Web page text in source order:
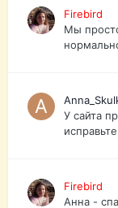
Firebird
Мы
У сайта
Firebird
Анна -